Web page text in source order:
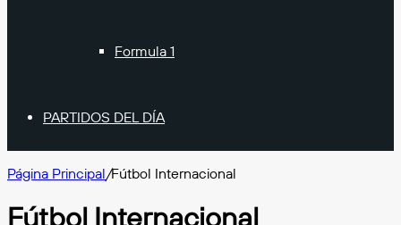
Formula 1
PARTIDOS DEL DÍA
Página Principal/Fútbol Internacional